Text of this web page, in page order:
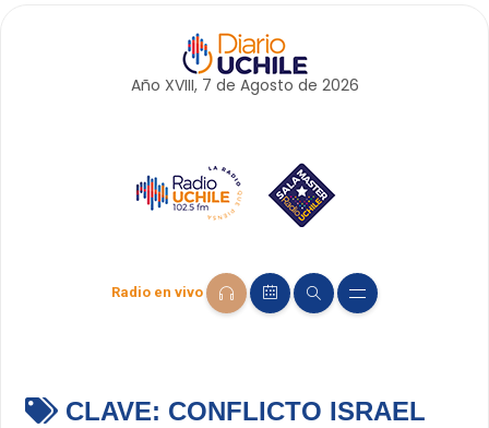
Año XVIII, 7 de Agosto de 2026
Radio en vivo
CLAVE: CONFLICTO ISRAEL